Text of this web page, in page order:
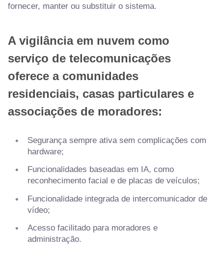
fornecer, manter ou substituir o sistema.
A vigilância em nuvem como
serviço de telecomunicações
oferece a comunidades
residenciais, casas particulares e
associações de moradores:
Segurança sempre ativa sem complicações com
hardware;
Funcionalidades baseadas em IA, como
reconhecimento facial e de placas de veículos;
Funcionalidade integrada de intercomunicador de
vídeo;
Acesso facilitado para moradores e
administração.